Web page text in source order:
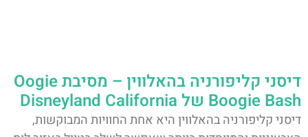
דיסני קליפורניה בהאלווין – מסיבת Oogie
Boogie Bash של Disneyland California
דיסני קליפורניה בהאלווין היא אחת החוויות המבוקשות,